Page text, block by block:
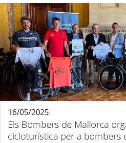
Els Bombers de Mallorca
cicloturística per a bombers
16/05/2025